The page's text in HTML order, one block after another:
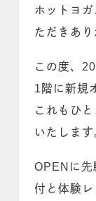
ホットヨ
ただきあり
この度、
1階に新規
これもひ
いたします
OPENに先
付と体験レ